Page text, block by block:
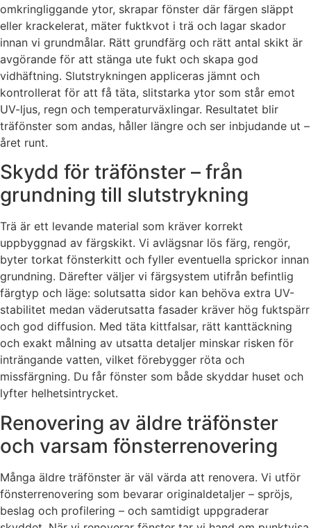
omkringliggande ytor, skrapar fönster där färgen släppt
eller krackelerat, mäter fuktkvot i trä och lagar skador
innan vi grundmålar. Rätt grundfärg och rätt antal skikt är
avgörande för att stänga ute fukt och skapa god
vidhäftning. Slutstrykningen appliceras jämnt och
kontrollerat för att få täta, slitstarka ytor som står emot
UV-ljus, regn och temperaturväxlingar. Resultatet blir
träfönster som andas, håller längre och ser inbjudande ut –
året runt.
Skydd för träfönster – från
grundning till slutstrykning
Trä är ett levande material som kräver korrekt
uppbyggnad av färgskikt. Vi avlägsnar lös färg, rengör,
byter torkat fönsterkitt och fyller eventuella sprickor innan
grundning. Därefter väljer vi färgsystem utifrån befintlig
färgtyp och läge: solutsatta sidor kan behöva extra UV-
stabilitet medan väderutsatta fasader kräver hög fuktspärr
och god diffusion. Med täta kittfalsar, rätt kanttäckning
och exakt målning av utsatta detaljer minskar risken för
inträngande vatten, vilket förebygger röta och
missfärgning. Du får fönster som både skyddar huset och
lyfter helhetsintrycket.
Renovering av äldre träfönster
och varsam fönsterrenovering
Många äldre träfönster är väl värda att renovera. Vi utför
fönsterrenovering som bevarar originaldetaljer – spröjs,
beslag och profilering – och samtidigt uppgraderar